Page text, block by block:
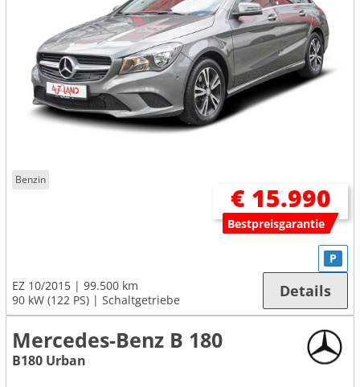
Benzin
€ 15.990
Bestpreisgarantie
EZ 10/2015
99.500 km
90 kW (122 PS)
Schaltgetriebe
P
Details
Mercedes-Benz B 180
B180 Urban